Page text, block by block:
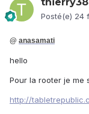
Posté(e) 24
@ anasamati
hello
Pour la rooter je me
http://